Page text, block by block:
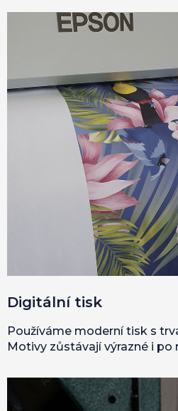
Digitální tisk
Používáme moderní tisk s
Motivy zůstávají výrazné i po